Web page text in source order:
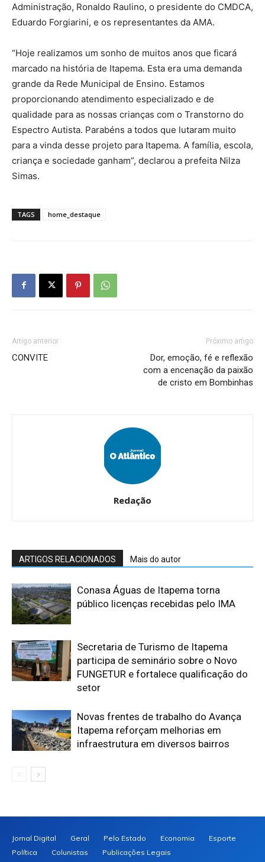
Administração, Ronaldo Raulino, o presidente do CMDCA,
Eduardo Forgiarini, e os representantes da AMA.
“Hoje realizamos um sonho de muitos anos que ficará
marcado na história de Itapema. Esta era uma demanda
grande da Rede Municipal de Ensino. Estamos
proporcionando atendimento especializado e de
qualidade para as nossas crianças com o Transtorno do
Espectro Autista. Parabéns a todos que lutaram muito
para a vinda desse projeto para Itapema. A família, escola,
criança e sociedade ganham”, declarou a prefeita Nilza
Simas.
TAGS home_destaque
Artigo anterior
CONVITE
Próximo artigo
Dor, emoção, fé e reflexão
com a encenação da paixão
de cristo em Bombinhas
Redação
ARTIGOS RELACIONADOS Mais do autor
Conasa Águas de Itapema torna
público licenças recebidas pelo IMA
Secretaria de Turismo de Itapema
participa de seminário sobre o Novo
FUNGETUR e fortalece qualificação do
setor
Novas frentes de trabalho do Avança
Itapema reforçam melhorias em
infraestrutura em diversos bairros
Jornal Digital Geral Pelo Estado Economia
Esporte
Política
Colunistas Publicações Legais